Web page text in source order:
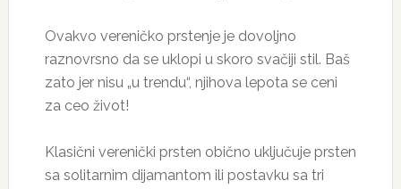
Ovakvo vereničko prstenje je dovoljno
raznovrsno da se uklopi u skoro svačiji stil. Baš
zato jer nisu „u trendu“, njihova lepota se ceni
za ceo život!
Klasični verenički prsten obično uključuje prsten
sa solitarnim dijamantom ili postavku sa tri